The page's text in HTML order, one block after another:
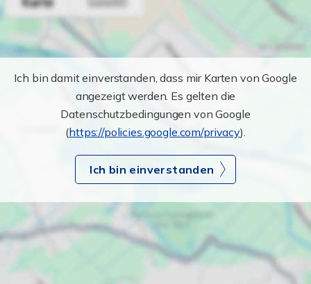
Ich bin damit einverstanden, dass mir Karten von Google
angezeigt werden. Es gelten die
Datenschutzbedingungen von Google
(https://policies.google.com/privacy).
Ich bin einverstanden